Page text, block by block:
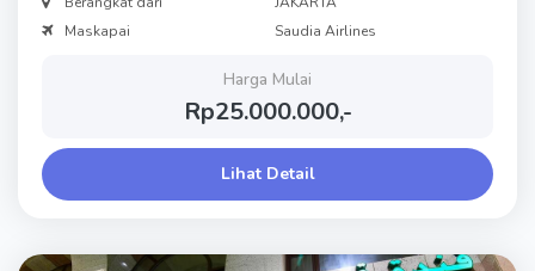
Maskapai
Saudia Airlines
Harga Mulai
Rp25.000.000,-
Lihat Detail